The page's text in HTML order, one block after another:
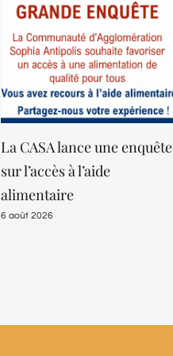
La CASA lance une enquête
sur l’accès à l’aide
alimentaire
6 août 2026